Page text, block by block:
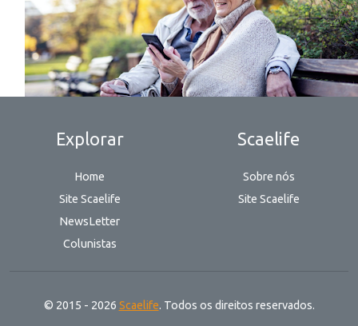
Explorar
Home
Site Scaelife
NewsLetter
Colunistas
Scaelife
Sobre nós
Site Scaelife
© 2015 - 2026 Scaelife. Todos os direitos reservados.